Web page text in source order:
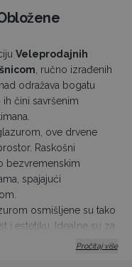
Veleprodajnih
, ručno izrađenih
odražava bogatu
čini savršenim
ove drvene
Raskošni
bezvremenskim
spajajući
osmišljene su tako
i estetiku. Idealne su za
uredskog pribora ili za
Pročitaj više